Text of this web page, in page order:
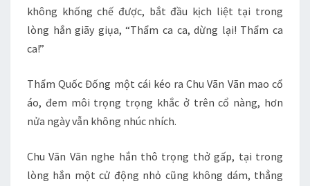
không khống chế được, bắt đầu kịch liệt tại trong
lòng hắn giãy giụa, “Thẩm ca ca, dừng lại! Thẩm ca
ca!”
Thẩm Quốc Đống một cái kéo ra Chu Vãn Vãn mao cổ
áo, đem môi trọng trọng khắc ở trên cổ nàng, hơn
nửa ngày vẫn không nhúc nhích.
Chu Vãn Vãn nghe hắn thô trọng thở gấp, tại trong
lòng hắn một cử động nhỏ cũng không dám, thẳng